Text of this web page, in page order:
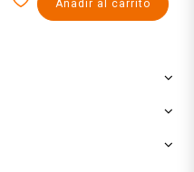
Añadir al carrito